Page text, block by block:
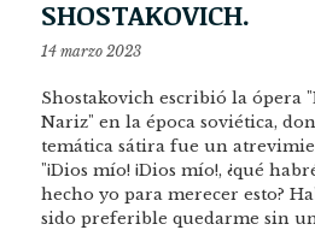
SHOSTAKOVICH.
14 marzo 2023
Shostakovich escribió la ópera
Nariz" en la época soviética,
temática sátira fue un
"¡Dios mío! ¡Dios mío!, ¿qué
hecho yo para merecer esto?
sido preferible quedarme sin